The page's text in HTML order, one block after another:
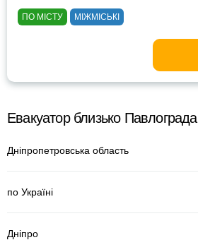
ПО МІСТУ МІЖМІСЬКІ
Евакуатор близько Павлограда
Дніпропетровська область
по Україні
Дніпро